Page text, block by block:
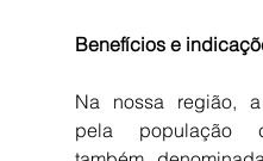
Benefícios e
Na nossa região,
pela população